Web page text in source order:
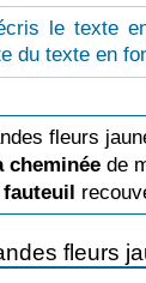
le texte
du texte en
fleurs
cheminée de
fauteuil